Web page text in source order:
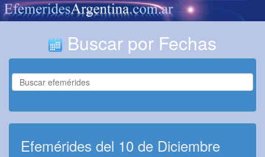
Buscar por Fechas
Efemérides del 10 de Diciembre